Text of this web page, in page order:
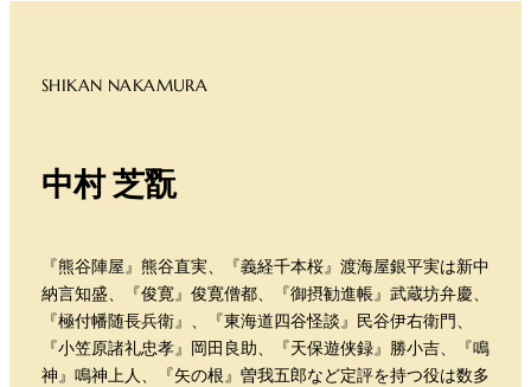
SHIKAN NAKAMURA
中村 芝翫
『熊谷陣屋』熊谷直実、『義経千本桜』渡海屋銀平実は新中
納言知盛、『俊寛』俊寛僧都、『御摂勧進帳』武蔵坊弁慶、
『極付幡随長兵衛』、『東海道四谷怪談』民谷伊右衛門、
『小笠原諸礼忠孝』岡田良助、『天保遊侠録』勝小吉、『鳴
神』鳴神上人、『矢の根』曽我五郎など定評を持つ役は数多